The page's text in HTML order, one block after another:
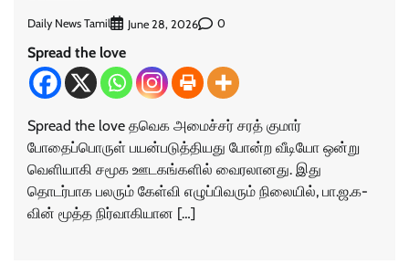
Daily News Tamil June 28, 2026 0
Spread the love
Spread the love தவெக அமைச்சர் சரத் குமார்
போதைப்பொருள் பயன்படுத்தியது போன்ற வீடியோ ஒன்று
வெளியாகி சமூக ஊடகங்களில் வைரலானது. இது
தொடர்பாக பலரும் கேள்வி எழுப்பிவரும் நிலையில், பா.ஜ.க-
வின் மூத்த நிர்வாகியான […]